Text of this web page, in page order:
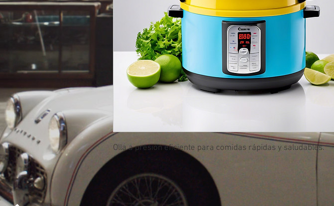
Olla a presión eficiente para comidas rápidas y saludables.